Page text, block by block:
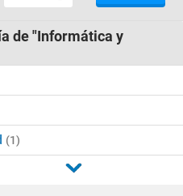
de "Informática y
(1)